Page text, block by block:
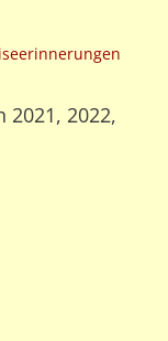
2021, 2022,